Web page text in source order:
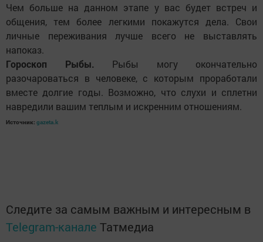
Чем больше на данном этапе у вас будет встреч и
общения, тем более легкими покажутся дела. Свои
личные переживания лучше всего не выставлять
напоказ.
Гороскоп Рыбы. Рыбы могу окончательно
разочароваться в человеке, с которым проработали
вместе долгие годы. Возможно, что слухи и сплетни
навредили вашим теплым и искренним отношениям.
Источник: gazeta.k
Следите за самым важным и интересным в
Telegram-канале Татмедиа